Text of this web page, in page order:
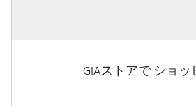
GIAストアで ショ